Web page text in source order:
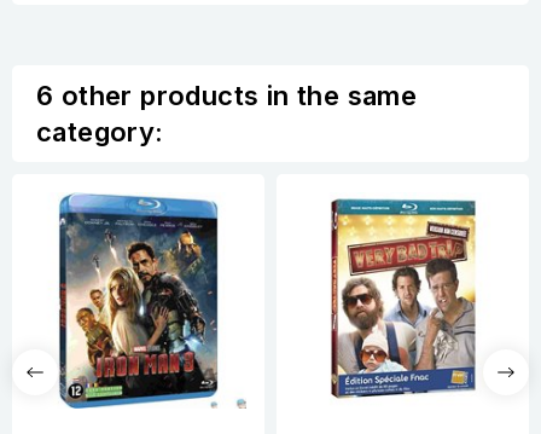
6 other products in the same
category: